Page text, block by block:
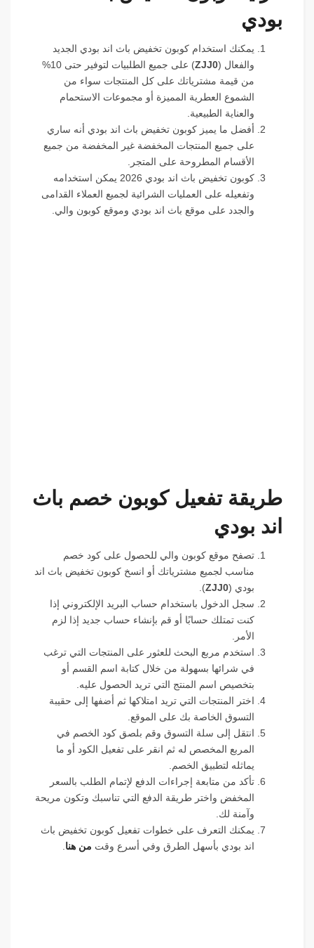
بودي
يمكنك استخدام كوبون تخفيض باث اند بودي الجديد
والفعال ( ZJJ0
) على جميع الطلبيات لتوفير حتى 10%
من قيمة مشترياتك على كل المنتجات سواء من
الشموع العطرية المميزة أو مجموعات الاستحمام
والعناية الطبيعية.
أفضل ما يميز كوبون تخفيض باث اند بودي أنه ساري
على جميع المنتجات المخفضة غير المخفضة من جميع
الأقسام المطروحة على المتجر.
كوبون تخفيض باث اند بودي 2026 يمكن استخدامه
وتفعيله على العمليات الشرائية لجميع العملاء القدامى
والجدد على موقع باث اند بودي وموقع كوبون والي.
طريقة تفعيل كوبون خصم باث
اند بودي
تصفح موقع كوبون والي للحصول على كود خصم
مناسب لجميع مشترياتك أو انسخ كوبون تخفيض باث اند
بودي ( ZJJ0
).
سجل الدخول باستخدام حساب البريد الإلكتروني إذا
كنت تمتلك حسابًا أو قم بإنشاء حساب جديد إذا لزم
الأمر.
استخدم مربع البحث للعثور على المنتجات التي ترغب
في شرائها بسهولة من خلال كتابة اسم القسم أو
بتخصيص اسم المنتج التي تريد الحصول عليه.
اختر المنتجات التي تريد امتلاكها ثم أضفها إلى حقيبة
التسوق الخاصة بك على الموقع.
انتقل إلى سلة التسوق وقم بلصق كود الخصم في
المربع المخصص له ثم انقر على تفعيل الكود أو ما
يماثله لتطبيق الخصم.
تأكد من متابعة إجراءات الدفع لإتمام الطلب بالسعر
المخفض واختر طريقة الدفع التي تناسبك وتكون مريحة
وآمنة لك.
يمكنك التعرف على خطوات تفعيل كوبون تخفيض باث
اند بودي بأسهل الطرق وفي أسرع وقت من هنا.